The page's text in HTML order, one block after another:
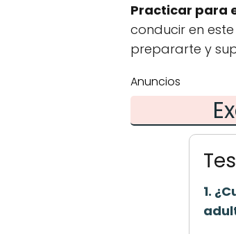
Practicar para
conducir en
prepararte y
Anuncios
1.